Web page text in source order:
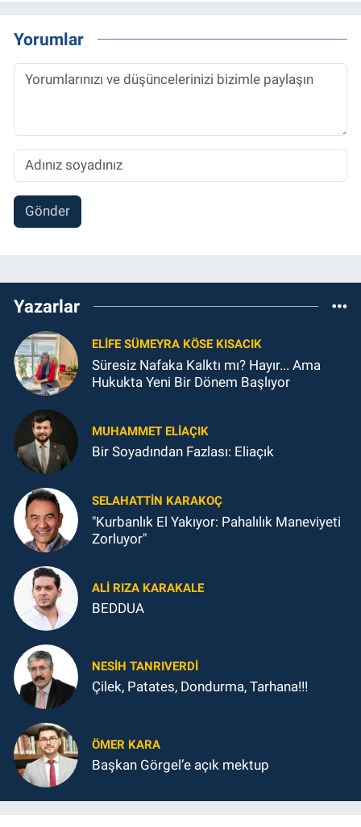
Yorumlar
Gönder
Yazarlar
ELIFE SÜMEYRA KÖSE KISACIK
Süresiz Nafaka Kalktı mı? Hayır... Ama
Hukukta Yeni Bir Dönem Başlıyor
MUHAMMET ELİAÇIK
Bir Soyadından Fazlası: Eliaçık
SELAHATTIN KARAKOÇ
"Kurbanlık El Yakıyor: Pahalılık Maneviyeti
Zorluyor"
ALI RIZA KARAKALE
BEDDUA
NESIH TANRIVERDI
Çilek, Patates, Dondurma, Tarhana!!!
ÖMER KARA
Başkan Görgel’e açık mektup